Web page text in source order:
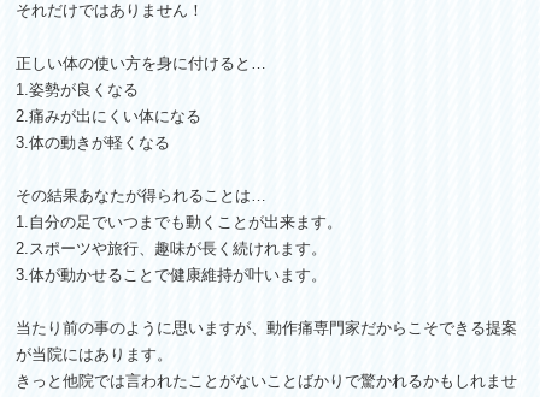
それだけではありません！
正しい体の使い方を身に付けると…
1.姿勢が良くなる
2.痛みが出にくい体になる
3.体の動きが軽くなる
その結果あなたが得られることは…
1.自分の足でいつまでも動くことが出来ます。
2.スポーツや旅行、趣味が長く続けれます。
3.体が動かせることで健康維持が叶います。
当たり前の事のように思いますが、動作痛専門家だからこそできる提案
が当院にはあります。
きっと他院では言われたことがないことばかりで驚かれるかもしれませ